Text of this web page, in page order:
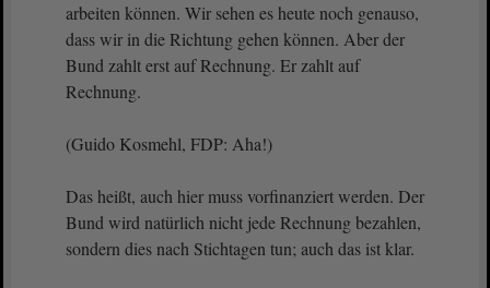
arbeiten können. Wir sehen es heute noch genauso,
dass wir in die Richtung gehen können. Aber der
Bund zahlt erst auf Rechnung. Er zahlt auf
Rechnung.
(Guido Kosmehl, FDP: Aha!)
Das heißt, auch hier muss vorfinanziert werden. Der
Bund wird natürlich nicht jede Rechnung bezahlen,
sondern dies nach Stichtagen tun; auch das ist klar.